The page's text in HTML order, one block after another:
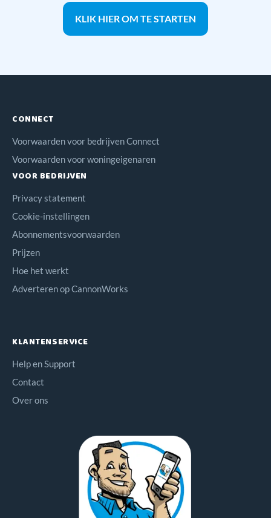
KLIK HIER OM TE STARTEN
CONNECT
Voorwaarden voor bedrijven Connect
Voorwaarden voor woningeigenaren
VOOR BEDRIJVEN
Privacy statement
Cookie-instellingen
Abonnementsvoorwaarden
Prijzen
Hoe het werkt
Adverteren op CannonWorks
KLANTENSERVICE
Help en Support
Contact
Over ons